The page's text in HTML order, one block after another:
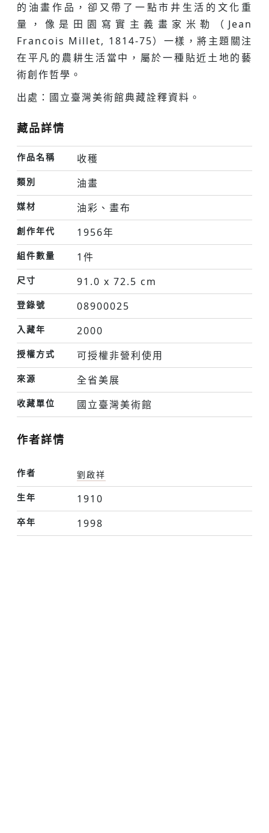
的油畫作品，卻又帶了一點市井生活的文化重
量，像是田園寫實主義畫家米勒（Jean
Francois Millet, 1814-75）一樣，將主題關注
在平凡的農耕生活當中，屬於一種貼近土地的藝
術創作哲學。
出處：國立臺灣美術館典藏詮釋資料。
藏品詳情
作品名稱 收穫
類別 油畫
媒材 油彩、畫布
創作年代 1956年
組件數量 1件
尺寸 91.0 x 72.5 cm
登錄號 08900025
入藏年 2000
授權方式 可授權非營利使用
來源 全省美展
收藏單位 國立臺灣美術館
作者詳情
作者
劉啟祥
生年
1910
卒年 1998